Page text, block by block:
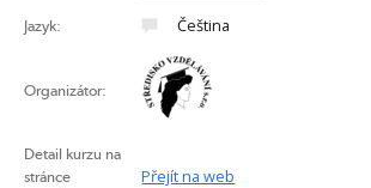
Jazyk: Čeština
Organizátor:
Detail kurzu na
stránce
Přejít na web